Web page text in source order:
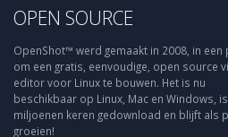
OPEN SOURCE
OpenShot™ werd gemaakt in 2008, in een
om een gratis, eenvoudige, open source
editor voor Linux te bouwen. Het is nu
beschikbaar op Linux, Mac en Windows, is
miljoenen keren gedownload en blijft als
groeien!